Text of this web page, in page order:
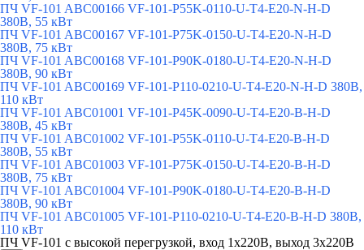
ПЧ VF-101 ABC00166 VF-101-P55K-0110-U-T4-E20-N-H-D
380В, 55 кВт
ПЧ VF-101 ABC00167 VF-101-P75K-0150-U-T4-E20-N-H-D
380В, 75 кВт
ПЧ VF-101 ABC00168 VF-101-P90K-0180-U-T4-E20-N-H-D
380В, 90 кВт
ПЧ VF-101 ABC00169 VF-101-P110-0210-U-T4-E20-N-H-D 380В,
110 кВт
ПЧ VF-101 ABC01001 VF-101-P45K-0090-U-T4-E20-B-H-D
380В, 45 кВт
ПЧ VF-101 ABC01002 VF-101-P55K-0110-U-T4-E20-B-H-D
380В, 55 кВт
ПЧ VF-101 ABC01003 VF-101-P75K-0150-U-T4-E20-B-H-D
380В, 75 кВт
ПЧ VF-101 ABC01004 VF-101-P90K-0180-U-T4-E20-B-H-D
380В, 90 кВт
ПЧ VF-101 ABC01005 VF-101-P110-0210-U-T4-E20-B-H-D 380В,
110 кВт
ПЧ VF-101 с высокой перегрузкой, вход 1х220В, выход 3х220В